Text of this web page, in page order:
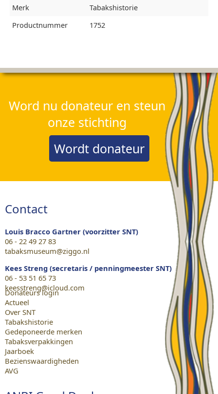
Merk
Tabakshistorie
Productnummer
1752
Word nu donateur en steun
onze stichting
Wordt donateur
Contact
Louis Bracco Gartner (voorzitter SNT)
06 - 22 49 27 83
tabaksmuseum@ziggo.nl
Kees Streng (secretaris / penningmeester SNT)
06 - 53 51 65 73
keesstreng@icloud.com
Donateurs login
Actueel
Over SNT
Tabakshistorie
Gedeponeerde merken
Tabaksverpakkingen
Jaarboek
Bezienswaardigheden
AVG